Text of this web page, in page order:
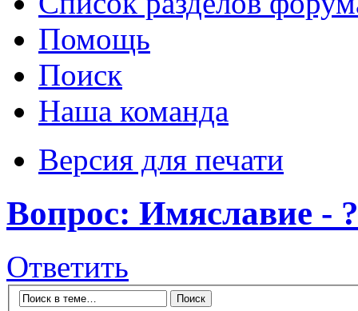
Помощь
Поиск
Наша команда
Версия для печати
Вопрос: Имяславие - ?
Ответить